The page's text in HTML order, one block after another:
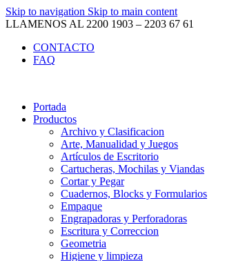
Skip to navigation Skip to main content
LLAMENOS AL 2200 1903 – 2203 67 61
CONTACTO
FAQ
Portada
Productos
Archivo y Clasificacion
Arte, Manualidad y Juegos
Artículos de Escritorio
Cartucheras, Mochilas y Viandas
Cortar y Pegar
Cuadernos, Blocks y Formularios
Empaque
Engrapadoras y Perforadoras
Escritura y Correccion
Geometria
Higiene y limpieza